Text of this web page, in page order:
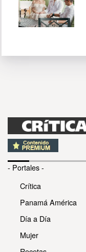
- Portales -
Crítica
Panamá América
Día a Día
Mujer